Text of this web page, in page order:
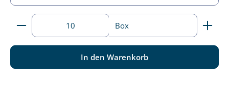
Produkt Anzahl: Gib den gewünschten Wert ein
Box
In den Warenkorb